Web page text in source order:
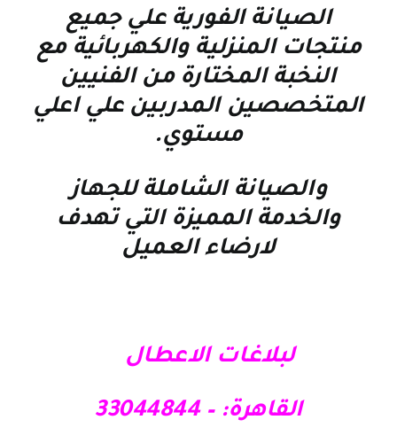
الصيانة الفورية علي جميع
منتجات المنزلية والكهربائية مع
النخبة المختارة من الفنيين
المتخصصين المدربين علي اعلي
مستوي.
والصيانة الشاملة للجهاز
والخدمة المميزة التي تهدف
لارضاء العميل
لبلاغات الاعطال
القاهرة: – 33044844